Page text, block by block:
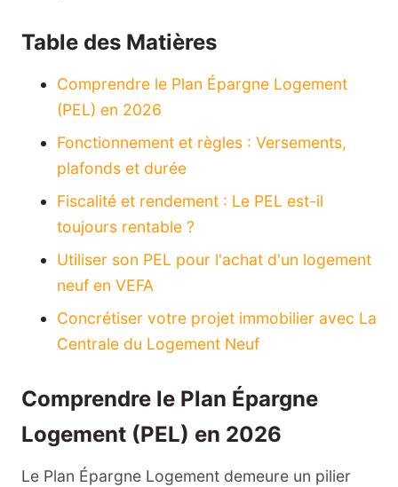
Table des Matières
Comprendre le Plan Épargne Logement
(PEL) en 2026
Fonctionnement et règles : Versements,
plafonds et durée
Fiscalité et rendement : Le PEL est-il
toujours rentable ?
Utiliser son PEL pour l'achat d'un logement
neuf en VEFA
Concrétiser votre projet immobilier avec La
Centrale du Logement Neuf
Comprendre le Plan Épargne
Logement (PEL) en 2026
Le Plan Épargne Logement demeure un pilier